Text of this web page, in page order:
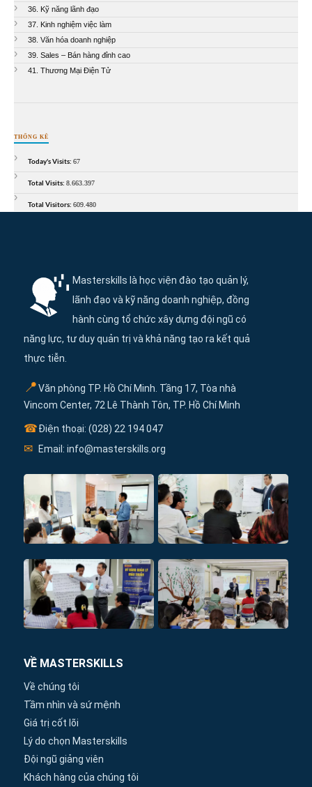
36. Kỹ năng lãnh đạo
37. Kinh nghiệm việc làm
38. Văn hóa doanh nghiệp
39. Sales – Bán hàng đỉnh cao
41. Thương Mại Điện Tử
THỐNG KÊ
Today's Visits: 67
Total Visits: 8.663.397
Total Visitors: 609.480
Masterskills là học viện đào tạo quản lý,
lãnh đạo và kỹ năng doanh nghiệp, đồng
hành cùng tổ chức xây dựng đội ngũ có
năng lực, tư duy quản trị và khả năng tạo ra kết quả
thực tiễn.
📍Văn phòng TP. Hồ Chí Minh. Tầng 17, Tòa nhà
Vincom Center, 72 Lê Thành Tôn, TP. Hồ Chí Minh
☎Điện thoại: (028) 22 194 047
✉ Email: info@masterskills.org
VỀ MASTERSKILLS
Về chúng tôi
Tầm nhìn và sứ mệnh
Giá trị cốt lõi
Lý do chọn Masterskills
Đội ngũ giảng viên
Khách hàng của chúng tôi